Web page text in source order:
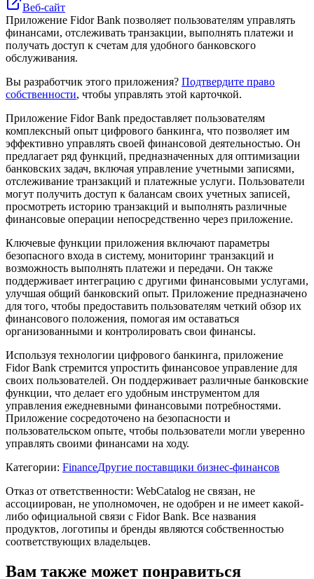
Веб-сайт
Приложение Fidor Bank позволяет пользователям управлять
финансами, отслеживать транзакции, выполнять платежи и
получать доступ к счетам для удобного банковского
обслуживания.
Вы разработчик этого приложения? Подтвердите право
собственности, чтобы управлять этой карточкой.
Приложение Fidor Bank предоставляет пользователям
комплексный опыт цифрового банкинга, что позволяет им
эффективно управлять своей финансовой деятельностью. Он
предлагает ряд функций, предназначенных для оптимизации
банковских задач, включая управление учетными записями,
отслеживание транзакций и платежные услуги. Пользователи
могут получить доступ к балансам своих учетных записей,
просмотреть историю транзакций и выполнять различные
финансовые операции непосредственно через приложение.
Ключевые функции приложения включают параметры
безопасного входа в систему, мониторинг транзакций и
возможность выполнять платежи и передачи. Он также
поддерживает интеграцию с другими финансовыми услугами,
улучшая общий банковский опыт. Приложение предназначено
для того, чтобы предоставить пользователям четкий обзор их
финансового положения, помогая им оставаться
организованными и контролировать свои финансы.
Используя технологии цифрового банкинга, приложение
Fidor Bank стремится упростить финансовое управление для
своих пользователей. Он поддерживает различные банковские
функции, что делает его удобным инструментом для
управления ежедневными финансовыми потребностями.
Приложение сосредоточено на безопасности и
пользовательском опыте, чтобы пользователи могли уверенно
управлять своими финансами на ходу.
Категории: FinanceДругие поставщики бизнес-финансов
Отказ от ответственности: WebCatalog не связан, не
ассоциирован, не уполномочен, не одобрен и не имеет какой-
либо официальной связи с Fidor Bank. Все названия
продуктов, логотипы и бренды являются собственностью
соответствующих владельцев.
Вам также может понравиться